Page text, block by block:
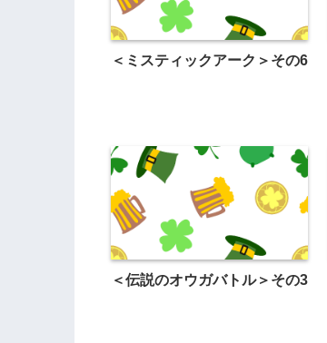
＜ミスティックアーク＞その6
＜伝説のオウガバトル＞その3